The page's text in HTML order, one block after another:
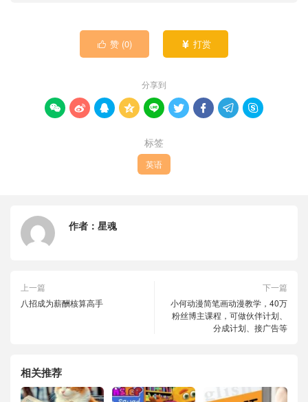
 赞 (0)  打赏
分享到
        
标签
英语
作者： 星魂
上一篇
八招成为薪酬核算高手
下一篇
小何动漫简笔画动漫教学，40万
粉丝博主课程，可做伙伴计划、
分成计划、接广告等
相关推荐